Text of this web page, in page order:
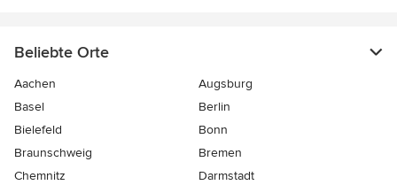
Beliebte Orte
Aachen
Augsburg
Basel
Berlin
Bielefeld
Bonn
Braunschweig
Bremen
Chemnitz
Darmstadt